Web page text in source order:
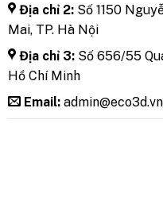
Địa chỉ 2: Số 1150
Mai, TP. Hà Nội
Địa chỉ 3: Số 656/55
Hồ Chí Minh
Email: admin@eco3d.vn